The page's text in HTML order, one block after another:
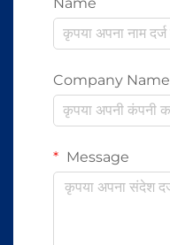
Company Name
Message